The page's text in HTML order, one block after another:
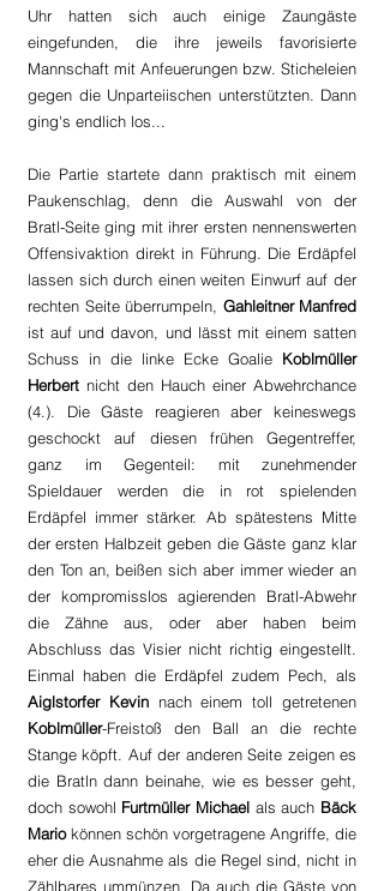
Uhr hatten sich auch einige Zaungäste
eingefunden, die ihre jeweils favorisierte
Mannschaft mit Anfeuerungen bzw. Sticheleien
gegen die Unparteiischen unterstützten. Dann
ging's endlich los...
Die Partie startete dann praktisch mit einem
Paukenschlag, denn die Auswahl von der
Bratl-Seite ging mit ihrer ersten nennenswerten
Offensivaktion direkt in Führung. Die Erdäpfel
lassen sich durch einen weiten Einwurf auf der
rechten Seite überrumpeln, Gahleitner Manfred
ist auf und davon, und lässt mit einem satten
Schuss in die linke Ecke Goalie Koblmüller
Herbert nicht den Hauch einer Abwehrchance
(4.). Die Gäste reagieren aber keineswegs
geschockt auf diesen frühen Gegentreffer,
ganz im Gegenteil: mit zunehmender
Spieldauer werden die in rot spielenden
Erdäpfel immer stärker. Ab spätestens Mitte
der ersten Halbzeit geben die Gäste ganz klar
den Ton an, beißen sich aber immer wieder an
der kompromisslos agierenden Bratl-Abwehr
die Zähne aus, oder aber haben beim
Abschluss das Visier nicht richtig eingestellt.
Aiglstorfer Kevin
Koblmüller-Freistoß den Ball an die rechte
Stange köpft. Auf der anderen Seite zeigen es
die Bratln dann beinahe, wie es besser geht,
doch sowohl Furtmüller Michael als auch Bäck
Mario können schön vorgetragene Angriffe, die
eher die Ausnahme als die Regel sind, nicht in
Zählbares ummünzen. Da auch die Gäste von